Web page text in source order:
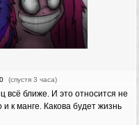
(спустя 3 часа)
всё ближе. И это относится не
и к манге. Какова будет жизнь